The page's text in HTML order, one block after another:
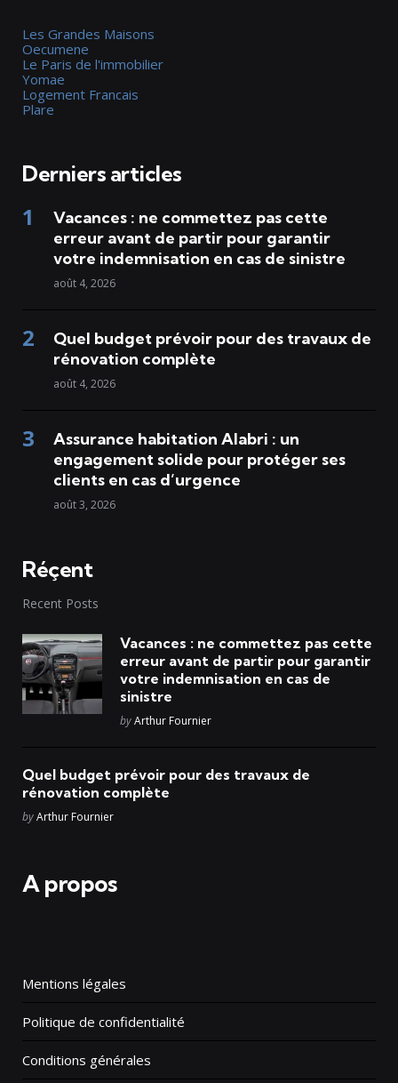
Les Grandes Maisons
Oecumene
Le Paris de l'immobilier
Yomae
Logement Francais
Plare
Derniers articles
Vacances : ne commettez pas cette
erreur avant de partir pour garantir
votre indemnisation en cas de sinistre
août 4, 2026
Quel budget prévoir pour des travaux de
rénovation complète
août 4, 2026
Assurance habitation Alabri : un
engagement solide pour protéger ses
clients en cas d’urgence
août 3, 2026
Réçent
Recent Posts
Vacances : ne commettez pas cette
erreur avant de partir pour garantir
votre indemnisation en cas de
sinistre
Posted
byArthur Fournier
Quel budget prévoir pour des travaux de
rénovation complète
Posted
byArthur Fournier
A propos
Mentions légales
Politique de confidentialité
Conditions générales